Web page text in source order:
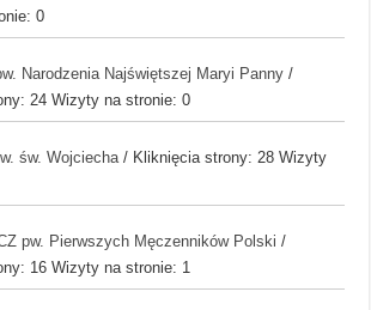
0
Narodzenia Najświętszej Maryi Panny /
24 Wizyty na stronie: 0
św. Wojciecha / Kliknięcia strony: 28 Wizyty
pw. Pierwszych Męczenników Polski /
16 Wizyty na stronie: 1